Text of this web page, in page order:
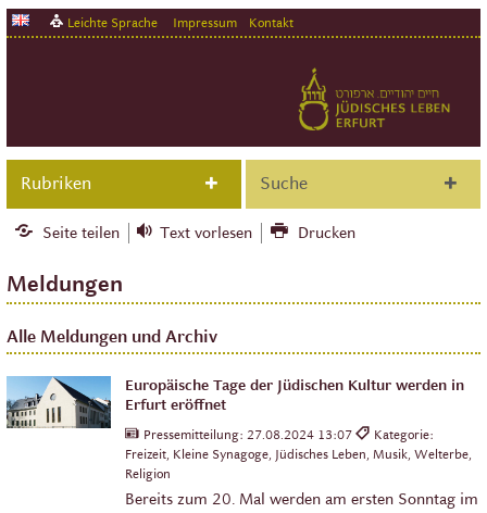
Leichte Sprache Impressum Kontakt
Rubriken Suche
Seite teilen Text vorlesen Drucken
Meldungen
Alle Meldungen und Archiv
Europäische Tage der Jüdischen Kultur werden in
Erfurt eröffnet
Pressemitteilung: 27.08.2024 13:07
Kategorie:
Freizeit, Kleine Synagoge, Jüdisches Leben, Musik, Welterbe,
Religion
Bereits zum 20. Mal werden am ersten Sonntag im